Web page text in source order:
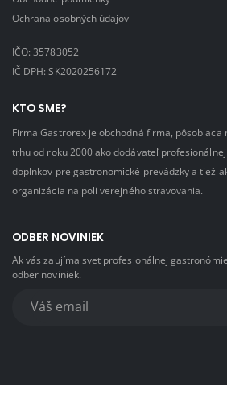
Ochrana osobných údajov
IČO: 35783052
IČ DPH: SK2020256172
KTO SME?
Firma Gastrorex je obchodná firma, pôsobiaca
trhu od roku 2000 ako dodávateľ
doplnkov pre gastronomické prevádzky a tiež
organizácia na poli verejného stravovania.
ODBER NOVINIEK
Ak vás zaujíma svet profesionálnej
odber noviniek.